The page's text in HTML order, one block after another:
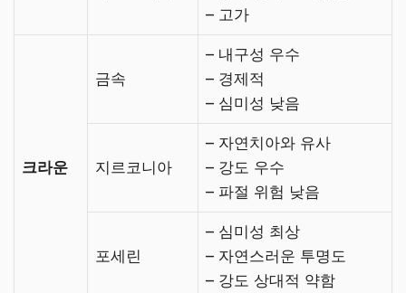
– 고가
크라운
금속
– 내구성 우수
– 경제적
– 심미성 낮음
지르코니아
– 자연치아와 유사
– 강도 우수
– 파절 위험 낮음
포세린
– 심미성 최상
– 자연스러운 투명도
– 강도 상대적 약함